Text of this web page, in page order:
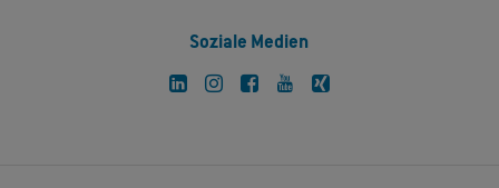
Soziale Medien